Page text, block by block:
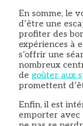
En somme, le
d’être une
profiter des
expériences à
s’offrir une
nombreux
de goûter aux
promettent
Enfin, il est
emporter avec